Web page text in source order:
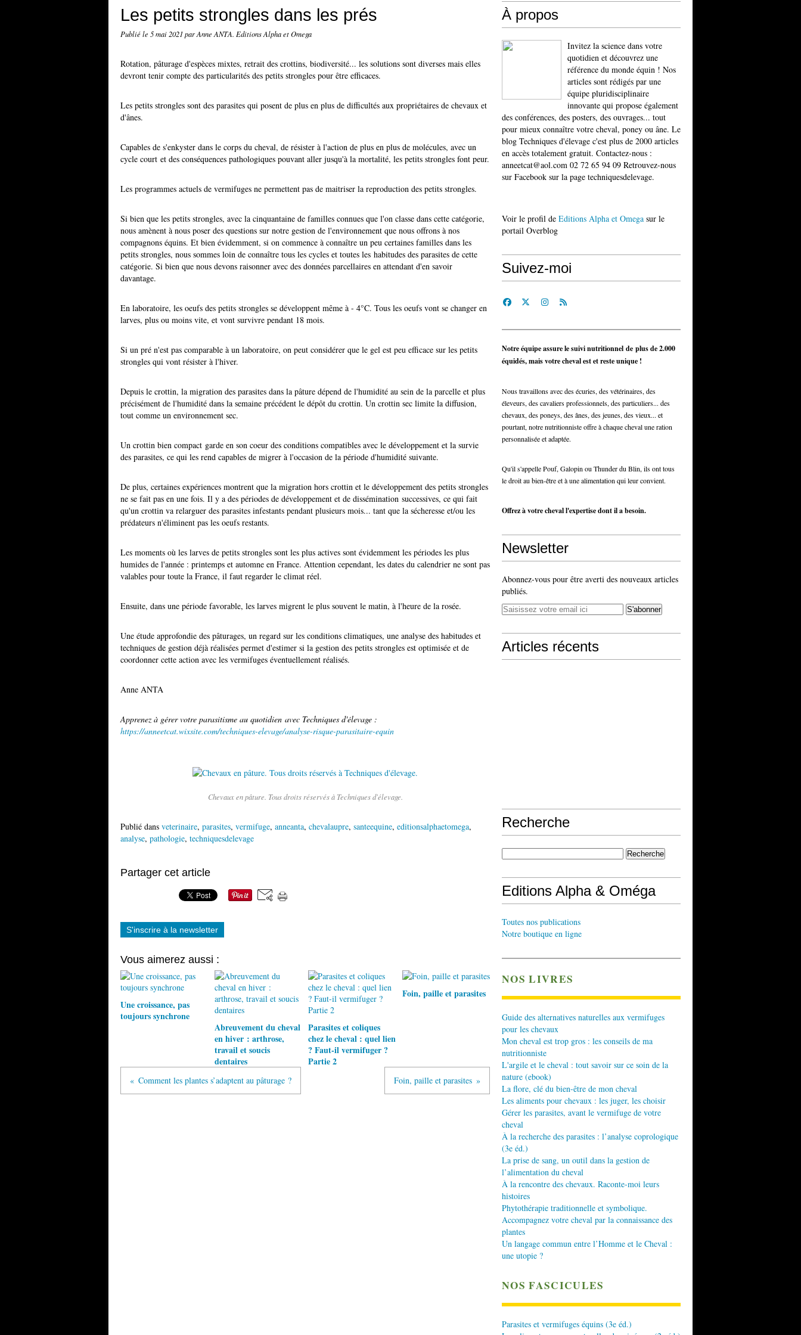
Les petits strongles dans les prés
Publié le 5 mai 2021par Anne ANTA. Editions Alpha et Omega
Rotation, pâturage d'espèces mixtes, retrait des crottins, biodiversité... les solutions sont diverses mais elles
devront tenir compte des particularités des petits strongles pour être efficaces.
Les petits strongles sont des parasites qui posent de plus en plus de difficultés aux propriétaires de chevaux et
d'ânes.
Capables de s'enkyster dans le corps du cheval, de résister à l'action de plus en plus de molécules, avec un
cycle court et des conséquences pathologiques pouvant aller jusqu'à la mortalité, les petits strongles font peur.
Les programmes actuels de vermifuges ne permettent pas de maitriser la reproduction des petits strongles.
Si bien que les petits strongles, avec la cinquantaine de familles connues que l'on classe dans cette catégorie,
nous amènent à nous poser des questions sur notre gestion de l'environnement que nous offrons à nos
compagnons équins. Et bien évidemment, si on commence à connaître un peu certaines familles dans les
petits strongles, nous sommes loin de connaître tous les cycles et toutes les habitudes des parasites de cette
catégorie. Si bien que nous devons raisonner avec des données parcellaires en attendant d'en savoir
davantage.
En laboratoire, les oeufs des petits strongles se développent même à - 4°C. Tous les oeufs vont se changer en
larves, plus ou moins vite, et vont survivre pendant 18 mois.
Si un pré n'est pas comparable à un laboratoire, on peut considérer que le gel est peu efficace sur les petits
strongles qui vont résister à l'hiver.
Depuis le crottin, la migration des parasites dans la pâture dépend de l'humidité au sein de la parcelle et plus
précisément de l'humidité dans la semaine précédent le dépôt du crottin. Un crottin sec limite la diffusion,
tout comme un environnement sec.
Un crottin bien compact garde en son coeur des conditions compatibles avec le développement et la survie
des parasites, ce qui les rend capables de migrer à l'occasion de la période d'humidité suivante.
De plus, certaines expériences montrent que la migration hors crottin et le développement des petits strongles
ne se fait pas en une fois. Il y a des périodes de développement et de dissémination successives, ce qui fait
qu'un crottin va relarguer des parasites infestants pendant plusieurs mois... tant que la sécheresse et/ou les
prédateurs n'éliminent pas les oeufs restants.
Les moments où les larves de petits strongles sont les plus actives sont évidemment les périodes les plus
humides de l'année : printemps et automne en France. Attention cependant, les dates du calendrier ne sont pas
valables pour toute la France, il faut regarder le climat réel.
Ensuite, dans une période favorable, les larves migrent le plus souvent le matin, à l'heure de la rosée.
Une étude approfondie des pâturages, un regard sur les conditions climatiques, une analyse des habitudes et
techniques de gestion déjà réalisées permet d'estimer si la gestion des petits strongles est optimisée et de
coordonner cette action avec les vermifuges éventuellement réalisés.
Anne ANTA
Apprenez à gérer votre parasitisme au quotidien avec Techniques d'élevage :
https://anneetcat.wixsite.com/techniques-elevage/analyse-risque-parasitaire-equin
Chevaux en pâture. Tous droits réservés à Techniques d'élevage.
Publié dans veterinaire, parasites, vermifuge, anneanta, chevalaupre, santeequine, editionsalphaetomega,
analyse, pathologie, techniquesdelevage
Partager cet article
S'inscrire à la newsletter
Vous aimerez aussi :
Une croissance, pas
toujours synchrone
Abreuvement du cheval
en hiver : arthrose,
travail et soucis
dentaires
Parasites et coliques
chez le cheval : quel lien
? Faut-il vermifuger ?
Partie 2
Foin, paille et parasites
Comment les plantes s’adaptent au pâturage ? Foin, paille et parasites
À propos
Invitez la science dans votre
quotidien et découvrez une
référence du monde équin ! Nos
articles sont rédigés par une
équipe pluridisciplinaire
innovante qui propose également
des conférences, des posters, des ouvrages... tout
pour mieux connaître votre cheval, poney ou âne. Le
blog Techniques d'élevage c'est plus de 2000 articles
en accès totalement gratuit. Contactez-nous :
anneetcat@aol.com 02 72 65 94 09 Retrouvez-nous
sur Facebook sur la page techniquesdelevage.
Voir le profil de Editions Alpha et Omega sur le
portail Overblog
Suivez-moi
Notre équipe assure le suivi nutritionnel de plus de 2.000
équidés, mais votre cheval est et reste unique !
Nous travaillons avec des écuries, des vétérinaires, des
éleveurs, des cavaliers professionnels, des particuliers... des
chevaux, des poneys, des ânes, des jeunes, des vieux... et
pourtant, notre nutritionniste offre à chaque cheval une ration
personnalisée et adaptée.
Qu'il s'appelle Pouf, Galopin ou Thunder du Blin, ils ont tous
le droit au bien-être et à une alimentation qui leur convient.
Offrez à votre cheval l'expertise dont il a besoin.
Newsletter
Abonnez-vous pour être averti des nouveaux articles
publiés.
Articles récents
Recherche
Editions Alpha & Oméga
Toutes nos publications
Notre boutique en ligne
NOS LIVRES
Guide des alternatives naturelles aux vermifuges
pour les chevaux
Mon cheval est trop gros : les conseils de ma
nutritionniste
L'argile et le cheval : tout savoir sur ce soin de la
nature (ebook)
La flore, clé du bien-être de mon cheval
Les aliments pour chevaux : les juger, les choisir
Gérer les parasites, avant le vermifuge de votre
cheval
À la recherche des parasites : l’analyse coprologique
(3e éd.)
La prise de sang, un outil dans la gestion de
l’alimentation du cheval
À la rencontre des chevaux. Raconte-moi leurs
histoires
Phytothérapie traditionnelle et symbolique.
Accompagnez votre cheval par la connaissance des
plantes
Un langage commun entre l’Homme et le Cheval :
une utopie ?
NOS FASCICULES
Parasites et vermifuges équins (3e éd.)